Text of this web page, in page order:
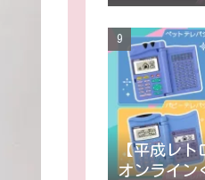
ディ」が
【平成レト
オンライン